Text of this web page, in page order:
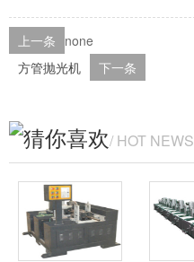
上一条 none
方管抛光机
下一条
猜你喜欢/ HOT NEWS